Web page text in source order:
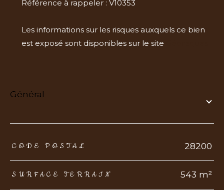
Référence à rappeler : V10353
Les informations sur les risques auxquels ce bien
est exposé sont disponibles sur le site
général
TRAD_ZEPHYR_Caracteristique TRAD_ZEPHYR_Valeurs
CODE POSTAL 28200
SURFACE TERRAIN 543 m²